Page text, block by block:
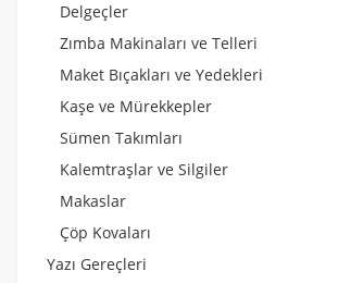
Delgeçler
Zımba Makinaları ve Telleri
Maket Bıçakları ve Yedekleri
Kaşe ve Mürekkepler
Sümen Takımları
Kalemtraşlar ve Silgiler
Makaslar
Çöp Kovaları
Yazı Gereçleri